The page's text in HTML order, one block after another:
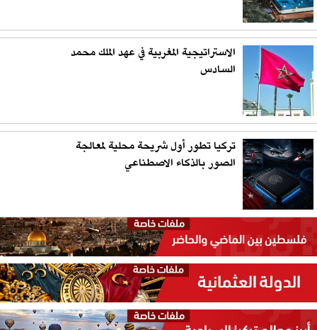
الاستراتيجية المغربية في عهد الملك محمد
السادس
تركيا تطور أول شريحة محلية لمعالجة
الصور بالذكاء الاصطناعي